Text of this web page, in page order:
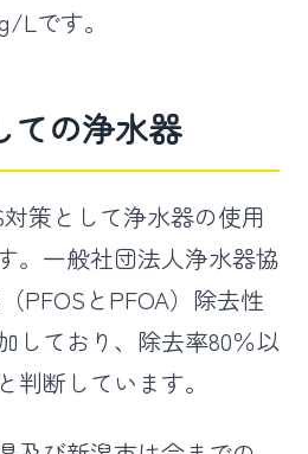
Lです。
ての浄水器
策として浄水器の使用
。一般社団法人浄水器協
PFOSとPFOA）除去性
しており、除去率80％以
判断しています。